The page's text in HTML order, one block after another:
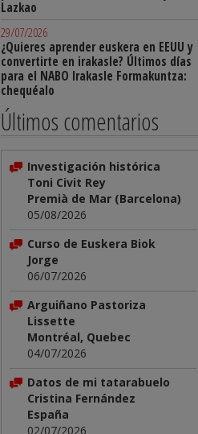
Lazkao
29/07/2026
¿Quieres aprender euskera en EEUU y
convertirte en irakasle? Últimos días
para el NABO Irakasle Formakuntza:
chequéalo
Últimos comentarios
Investigación histórica
Toni Civit Rey
Premià de Mar (Barcelona)
05/08/2026
Curso de Euskera Biok
Jorge
06/07/2026
Arguiñano Pastoriza
Lissette
Montréal, Quebec
04/07/2026
Datos de mi tatarabuelo
Cristina Fernández
España
02/07/2026